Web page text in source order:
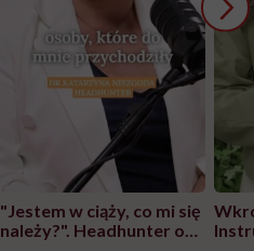
"Jestem w ciąży, co mi się
należy?". Headhunter o